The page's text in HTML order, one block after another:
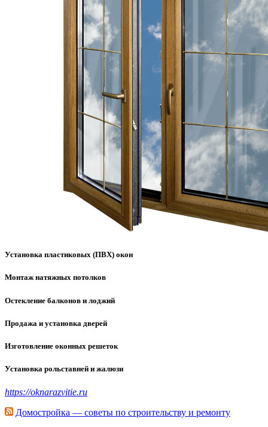
Установка пластиковых (ПВХ) окон
Монтаж натяжных потолков
Остекление балконов и лоджий
Продажа и установка дверей
Изготовление оконных решеток
Установка рольставней и жалюзи
https://oknarazvitie.ru
Домостройка — советы по строительству и ремонту